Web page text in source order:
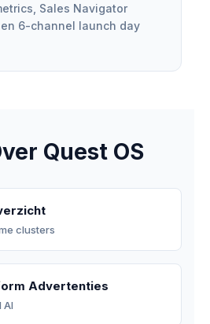
Sales Navigator
6-channel launch day
Quest OS
clusters
Advertenties
AI